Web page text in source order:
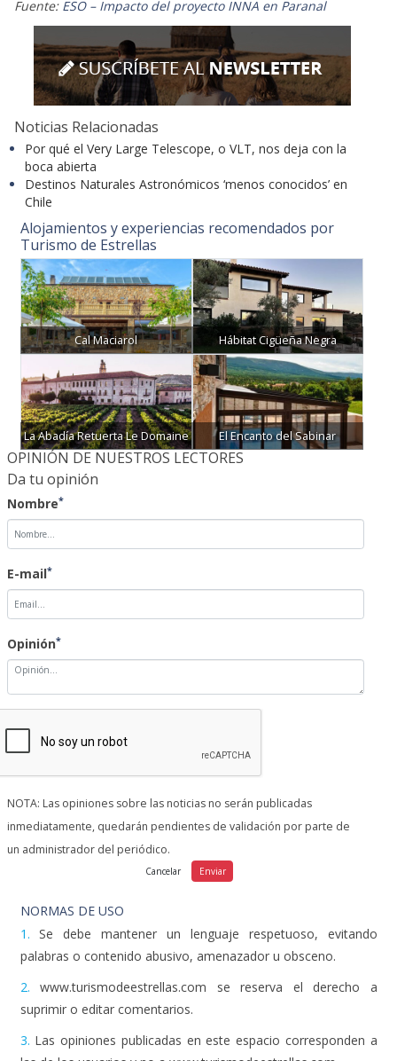
Fuente: ESO – Impacto del proyecto INNA en Paranal
Noticias Relacionadas
Por qué el Very Large Telescope, o VLT, nos deja con la
boca abierta
Destinos Naturales Astronómicos ‘menos conocidos’ en
Chile
Alojamientos y experiencias recomendados por
Turismo de Estrellas
Cal Maciarol Hábitat Cigüeña Negra
La Abadía Retuerta Le Domaine El Encanto del Sabinar
OPINIÓN DE NUESTROS LECTORES
Da tu opinión
Nombre*
E-mail*
Opinión*
NOTA: Las opiniones sobre las noticias no serán publicadas
inmediatamente, quedarán pendientes de validación por parte de
un administrador del periódico.
NORMAS DE USO
1. Se debe mantener un lenguaje respetuoso, evitando
palabras o contenido abusivo, amenazador u obsceno.
2. www.turismodeestrellas.com se reserva el derecho a
suprimir o editar comentarios.
3. Las opiniones publicadas en este espacio corresponden a